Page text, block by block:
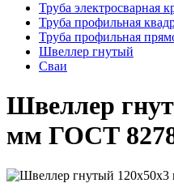
Труба электросварная
Труба профильная
Труба профильная
Швеллер гнутый
Сваи
Швеллер
мм ГОСТ